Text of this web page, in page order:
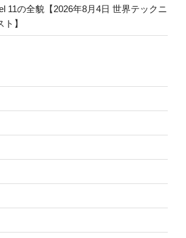
11の全貌【2026年8月4日 世界テックニ
】